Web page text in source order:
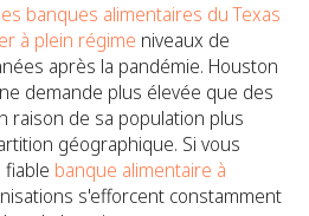
les banques alimentaires du Texas
à plein régime niveaux de
après la pandémie. Houston
demande plus élevée que des
raison de sa population plus
géographique. Si vous
banque alimentaire à
s'efforcent constamment